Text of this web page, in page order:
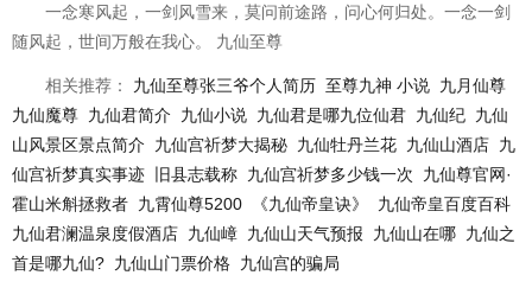
一念寒风起，一剑风雪来，莫问前途路，问心何归处。一念一剑
随风起，世间万般在我心。 九仙至尊
相关推荐： 九仙至尊张三爷个人简历 至尊九神 小说 九月仙尊
九仙魔尊 九仙君简介 九仙小说 九仙君是哪九位仙君 九仙纪 九仙
山风景区景点简介 九仙宫祈梦大揭秘 九仙牡丹兰花 九仙山酒店 九
仙宫祈梦真实事迹
旧县志载称 九仙宫祈梦多少钱一次
九仙尊官网·
霍山米斛拯救者 九霄仙尊5200 《九仙帝皇诀》
九仙帝皇百度百科
九仙君澜温泉度假酒店 九仙嶂 九仙山天气预报 九仙山在哪 九仙之
首是哪九仙? 九仙山门票价格 九仙宫的骗局